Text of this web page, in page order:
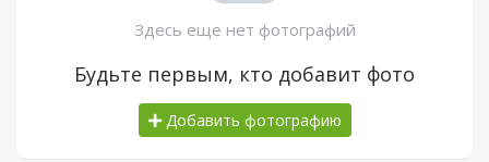
Здесь еще нет фотографий
Будьте первым, кто добавит фото
Добавить фотографию